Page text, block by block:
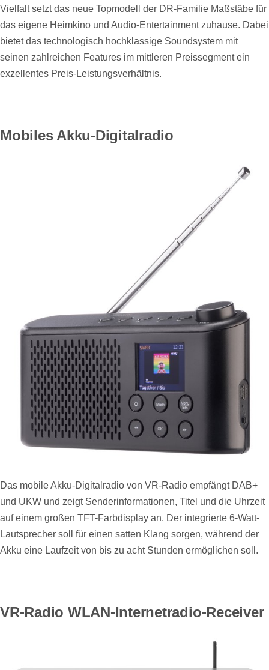
Vielfalt setzt das neue Topmodell der DR-Familie Maßstäbe für
das eigene Heimkino und Audio-Entertainment zuhause. Dabei
bietet das technologisch hochklassige Soundsystem mit
seinen zahlreichen Features im mittleren Preissegment ein
exzellentes Preis-Leistungsverhältnis.
Mobiles Akku-Digitalradio
Das mobile Akku-Digitalradio von VR-Radio empfängt DAB+
und UKW und zeigt Senderinformationen, Titel und die Uhrzeit
auf einem großen TFT-Farbdisplay an. Der integrierte 6-Watt-
Lautsprecher soll für einen satten Klang sorgen, während der
Akku eine Laufzeit von bis zu acht Stunden ermöglichen soll.
VR-Radio WLAN-Internetradio-Receiver